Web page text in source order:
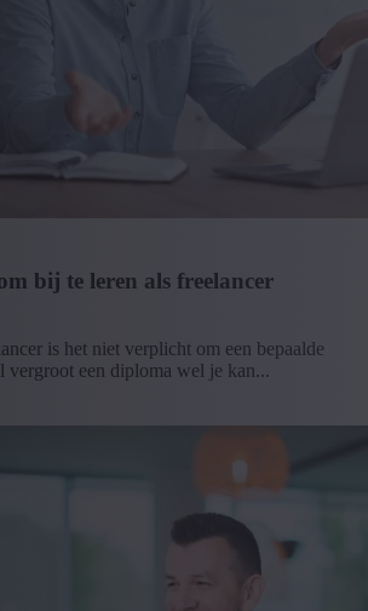
bij te leren als freelancer
is het niet verplicht om een bepaalde
vergroot een diploma wel je kan...